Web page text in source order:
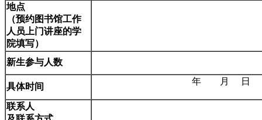
地点
（预约图书馆工作
人员上门讲座的学
院填写）
新生参与人数
具体时间
年 月 日
联系人